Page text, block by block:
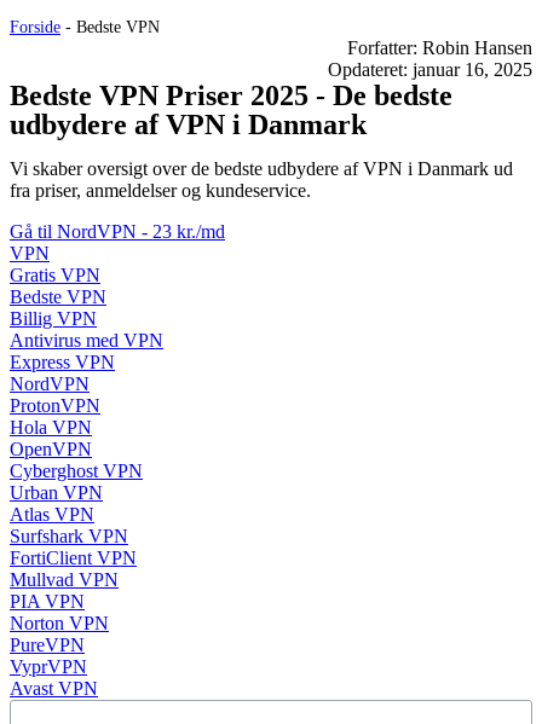
Forside - Bedste VPN
Forfatter: Robin Hansen
Opdateret: januar 16, 2025
Bedste VPN Priser 2025 - De bedste
udbydere af VPN i Danmark
Vi skaber oversigt over de bedste udbydere af VPN i Danmark ud
fra priser, anmeldelser og kundeservice.
Gå til NordVPN - 23 kr./md
VPN
Gratis VPN
Bedste VPN
Billig VPN
Antivirus med VPN
Express VPN
NordVPN
ProtonVPN
Hola VPN
OpenVPN
Cyberghost VPN
Urban VPN
Atlas VPN
Surfshark VPN
FortiClient VPN
Mullvad VPN
PIA VPN
Norton VPN
PureVPN
VyprVPN
Avast VPN